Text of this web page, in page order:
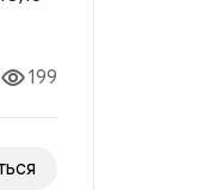
199